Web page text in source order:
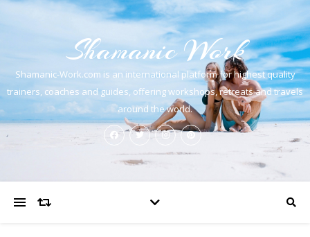
Shamanic Work
Shamanic-Work.com is an international platform for highest quality
trainers, coaches and guides, offering workshops, retreats and travels
around the world.